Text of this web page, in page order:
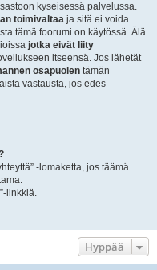
kyseisessä palvelussa.
toimivaltaa ja sitä ei voida
tämä foorumi on käytössä. Älä
jotka eivät liity
itseensä. Jos lähetät
osapuolen tämän
vastausta, jos edes
-lomaketta, jos täämä
linkkiä.
Hyppää